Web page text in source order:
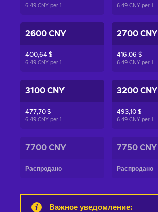
6.49 CNY per 1 6.49 CNY per 1
2600 CNY
400,64 $
6.49 CNY per 1
2700 CNY
416,06 $
6.49 CNY per 1
3100 CNY
477,70 $
6.49 CNY per 1
3200 CNY
493,10 $
6.49 CNY per 1
7700 CNY
Распродано
7750 CNY
Распродано
Важное уведомление: